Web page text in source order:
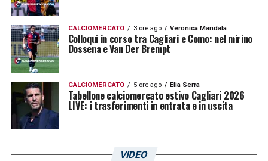
CALCIOMERCATO 3 ore ago Veronica Mandala
Colloqui in corso tra Cagliari e Como: nel mirino
Dossena e Van Der Brempt
CALCIOMERCATO 5 ore ago Elia Serra
Tabellone calciomercato estivo Cagliari 2026
LIVE: i trasferimenti in entrata e in uscita
VIDEO